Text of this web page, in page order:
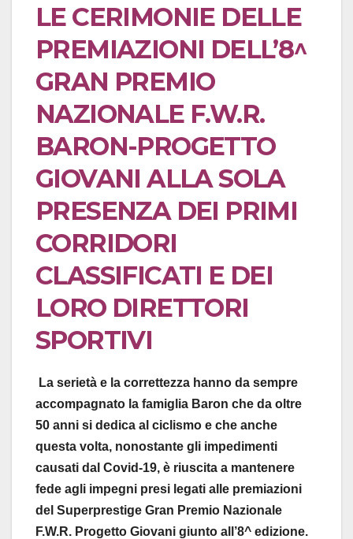
LE CERIMONIE DELLE
PREMIAZIONI DELL’8^
GRAN PREMIO
NAZIONALE F.W.R.
BARON-PROGETTO
GIOVANI ALLA SOLA
PRESENZA DEI PRIMI
CORRIDORI
CLASSIFICATI E DEI
LORO DIRETTORI
SPORTIVI
La serietà e la correttezza hanno da sempre
accompagnato la famiglia Baron che da oltre
50 anni si dedica al ciclismo e che anche
questa volta, nonostante gli impedimenti
causati dal Covid-19, è riuscita a mantenere
fede agli impegni presi legati alle premiazioni
del Superprestige Gran Premio Nazionale
F.W.R. Progetto Giovani giunto all’8^ edizione.